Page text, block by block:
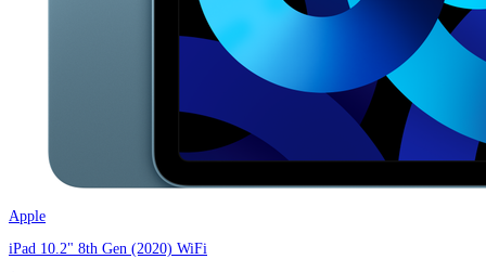
Apple
iPad 10.2" 8th Gen (2020) WiFi